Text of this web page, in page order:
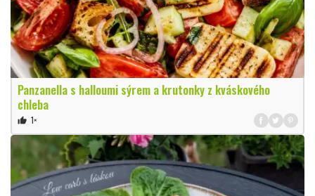
Panzanella s halloumi sýrem a krutonky z kváskového
chleba
thumb_up 1×